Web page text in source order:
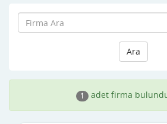
Ara
1 adet firma